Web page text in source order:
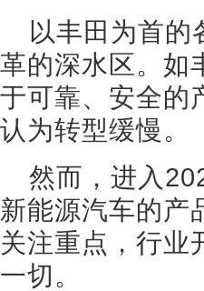
以丰田为首
革的深水区。如
于可靠、安全的
认为转型缓慢。
然而，进入
新能源汽车的产
关注重点，行业
一切。